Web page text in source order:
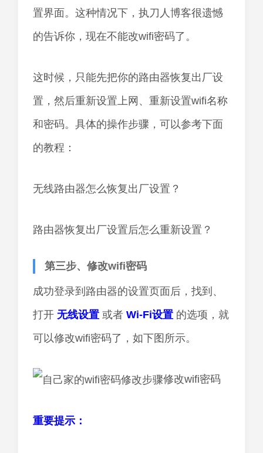
置界面。这种情况下，执刀人博客很遗憾
的告诉你，现在不能改wifi密码了。
这时候，只能先把你的路由器恢复出厂设
置，然后重新设置上网、重新设置wifi名称
和密码。具体的操作步骤，可以参考下面
的教程：
无线路由器怎么恢复出厂设置？
路由器恢复出厂设置后怎么重新设置？
第三步、修改wifi密码
成功登录到路由器的设置页面后，找到、
打开 无线设置 或者 Wi-Fi设置 的选项，就
可以修改wifi密码了，如下图所示。
修改wifi密码
重要提示：